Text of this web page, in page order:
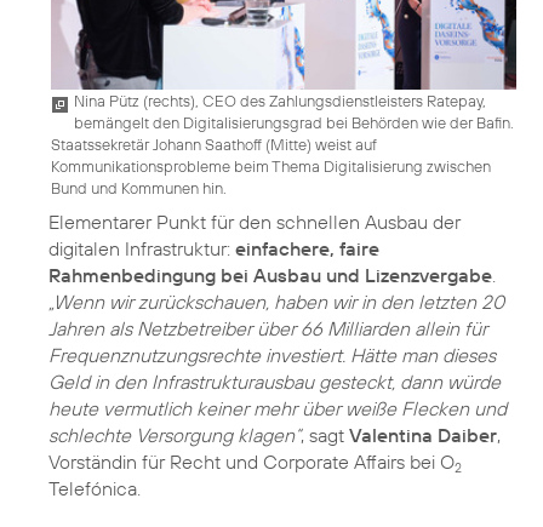
Nina Pütz (rechts), CEO des Zahlungsdienstleisters Ratepay,
bemängelt den Digitalisierungsgrad bei Behörden wie der Bafin.
Staatssekretär Johann Saathoff (Mitte) weist auf
Kommunikationsprobleme beim Thema Digitalisierung zwischen
Bund und Kommunen hin.
Elementarer Punkt für den schnellen Ausbau der
digitalen Infrastruktur: einfachere, faire
Rahmenbedingung bei Ausbau und Lizenzvergabe.
„Wenn wir zurückschauen, haben wir in den letzten 20
Jahren als Netzbetreiber über 66 Milliarden allein für
Frequenznutzungsrechte investiert. Hätte man dieses
Geld in den Infrastrukturausbau gesteckt, dann würde
heute vermutlich keiner mehr über weiße Flecken und
schlechte Versorgung klagen“, sagt Valentina Daiber,
Vorständin für Recht und Corporate Affairs bei O2
Telefónica.